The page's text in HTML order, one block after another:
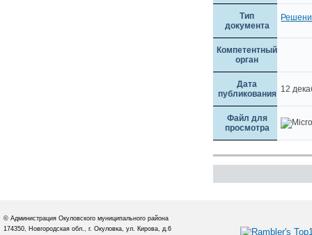
Тип
документа
Компетентный
орган
Дата
публикования 12
Файл для
просмотра
© Администрация Окуловского муниципального района
174350, Новгородская обл., г. Окуловка, ул. Кирова, д.6